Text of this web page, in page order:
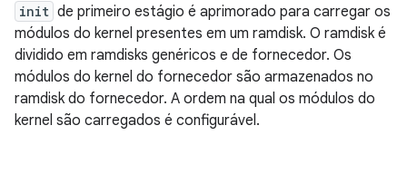
init de primeiro estágio é aprimorado para carregar os
módulos do kernel presentes em um ramdisk. O ramdisk é
dividido em ramdisks genéricos e de fornecedor. Os
módulos do kernel do fornecedor são armazenados no
ramdisk do fornecedor. A ordem na qual os módulos do
kernel são carregados é configurável.